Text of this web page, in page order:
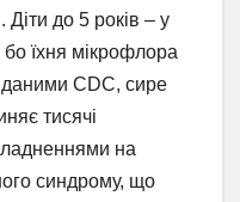
Діти до 5 років – у
бо їхня мікрофлора
даними CDC, сире
тисячі
на
синдрому, що